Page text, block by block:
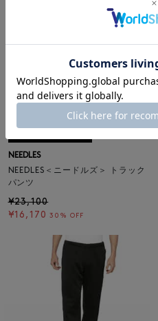
SOLDOUT 返品不可
NEEDLES
NEEDLES＜ニードルズ＞ トラック
パンツ
¥23,100
¥16,170 30% OFF